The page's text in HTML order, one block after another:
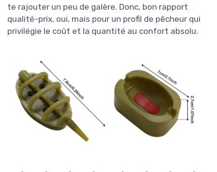
te rajouter un peu de galère. Donc, bon rapport
qualité-prix, oui, mais pour un profil de pêcheur qui
privilégie le coût et la quantité au confort absolu.